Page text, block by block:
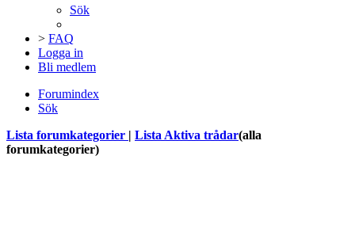
Sök
> FAQ
Logga in
Bli medlem
Forumindex
Sök
Lista forumkategorier
Lista Aktiva trådar(alla
forumkategorier)